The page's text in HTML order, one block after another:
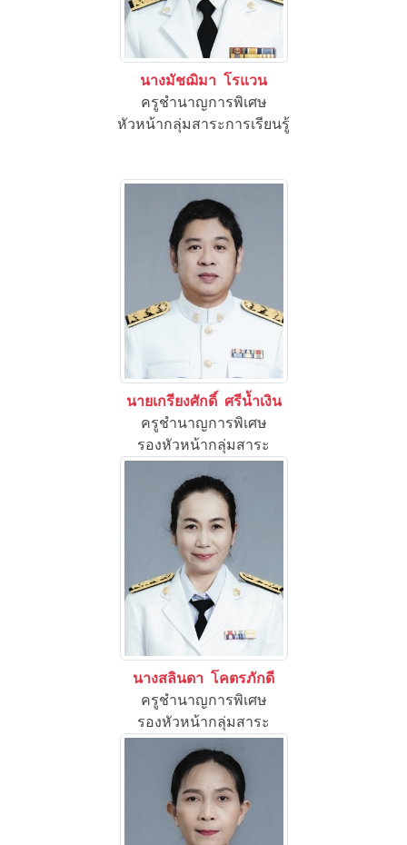
นางมัชฌิมา โรแวน
ครูชำนาญการพิเศษ
หัวหน้ากลุ่มสาระการเรียนรู้
นายเกรียงศักดิ์ ศรีน้ำเงิน
ครูชำนาญการพิเศษ
รองหัวหน้ากลุ่มสาระ
นางสลินดา โคตรภักดี
ครูชำนาญการพิเศษ
รองหัวหน้ากลุ่มสาระ